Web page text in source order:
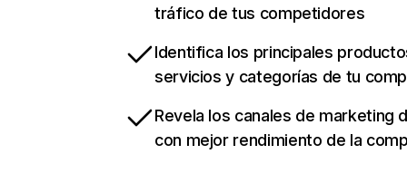
tráfico de tus competidores
Identifica los principales
servicios y categorías de tu
Revela los canales de marketing
con mejor rendimiento de la